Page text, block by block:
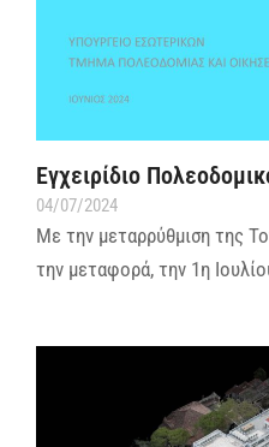
Εγχειρίδιο
04/07/2024
Με την μεταρρύθμιση της
την μεταφορά, την 1η